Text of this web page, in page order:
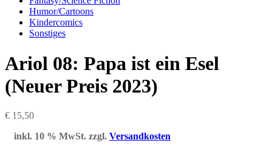
Humor/Cartoons
Kindercomics
Sonstiges
Ariol 08: Papa ist ein Esel
(Neuer Preis 2023)
€ 15,50
inkl. 10 % MwSt. zzgl. Versandkosten